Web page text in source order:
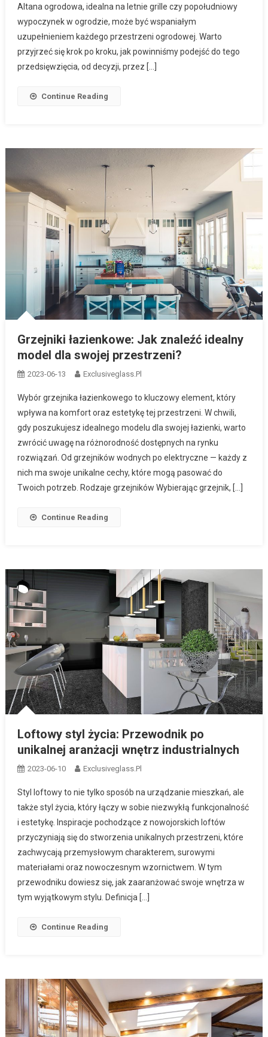
Altana ogrodowa, idealna na letnie grille czy popołudniowy
wypoczynek w ogrodzie, może być wspaniałym
uzupełnieniem każdego przestrzeni ogrodowej. Warto
przyjrzeć się krok po kroku, jak powinniśmy podejść do tego
przedsięwzięcia, od decyzji, przez […]
Continue Reading
Grzejniki łazienkowe: Jak znaleźć idealny
model dla swojej przestrzeni?
2023-06-13 Exclusiveglass.pl
Wybór grzejnika łazienkowego to kluczowy element, który
wpływa na komfort oraz estetykę tej przestrzeni. W chwili,
gdy poszukujesz idealnego modelu dla swojej łazienki, warto
zwrócić uwagę na różnorodność dostępnych na rynku
rozwiązań. Od grzejników wodnych po elektryczne — każdy z
nich ma swoje unikalne cechy, które mogą pasować do
Twoich potrzeb. Rodzaje grzejników Wybierając grzejnik, […]
Continue Reading
Loftowy styl życia: Przewodnik po
unikalnej aranżacji wnętrz industrialnych
2023-06-10 Exclusiveglass.pl
Styl loftowy to nie tylko sposób na urządzanie mieszkań, ale
także styl życia, który łączy w sobie niezwykłą funkcjonalność
i estetykę. Inspiracje pochodzące z nowojorskich loftów
przyczyniają się do stworzenia unikalnych przestrzeni, które
zachwycają przemysłowym charakterem, surowymi
materiałami oraz nowoczesnym wzornictwem. W tym
przewodniku dowiesz się, jak zaaranżować swoje wnętrza w
tym wyjątkowym stylu. Definicja […]
Continue Reading